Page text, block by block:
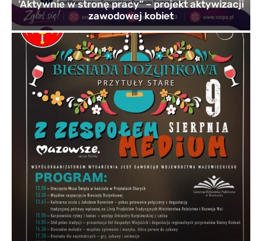
’Aktywnie w stronę pracy” – projekt aktywizacji
zawodowej kobiet